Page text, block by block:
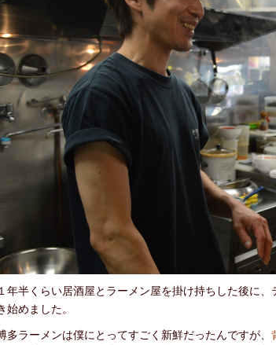
半くらい居酒屋とラーメン屋を掛け持ちした後に、
始めました。
ラーメンは僕にとってすごく新鮮だったんですが、